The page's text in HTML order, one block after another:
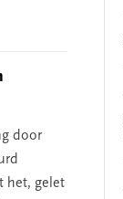
door
het, gelet